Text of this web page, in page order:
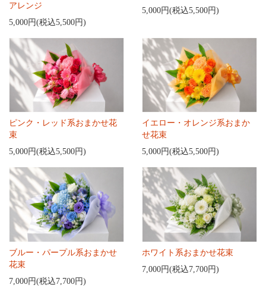
アレンジ
5,000円(税込5,500円)
5,000円(税込5,500円)
ピンク・レッド系おまかせ花
束
5,000円(税込5,500円)
イエロー・オレンジ系おまか
せ花束
5,000円(税込5,500円)
ブルー・パープル系おまかせ
花束
7,000円(税込7,700円)
ホワイト系おまかせ花束
7,000円(税込7,700円)